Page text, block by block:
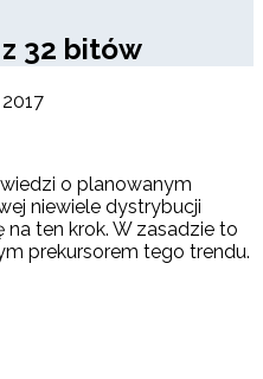
32 bitów
o planowanym
niewiele dystrybucji
ten krok. W zasadzie to
prekursorem tego trendu.